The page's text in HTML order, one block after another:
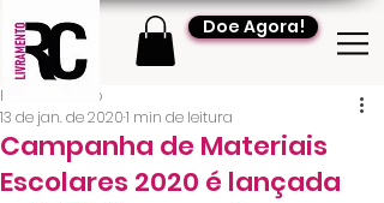
Doe Agora!
Campanha de Materiais
Escolares 2020 é lançada
RC Livramento
13 de jan. de 20201 min de leitura